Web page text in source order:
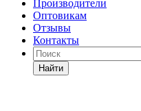
Производители
Оптовикам
Отзывы
Контакты
Найти